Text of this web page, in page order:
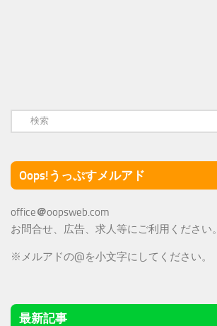
Oops!うっぷすメルアド
office＠oopsweb.com
お問合せ、広告、求人等にご利用ください。
※メルアドの@を小文字にしてください。
最新記事